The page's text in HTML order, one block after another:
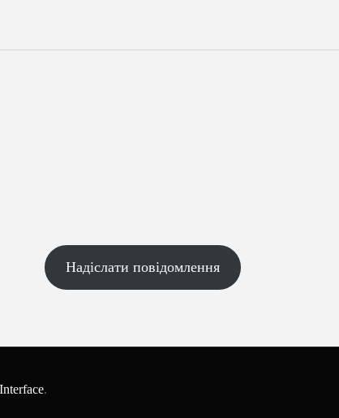
Надіслати повідомлення
.